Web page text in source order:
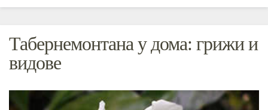
Табернемонтана у дома: грижи и
видове